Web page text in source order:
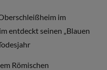
im
entdeckt seinen „Blauen
Römischen